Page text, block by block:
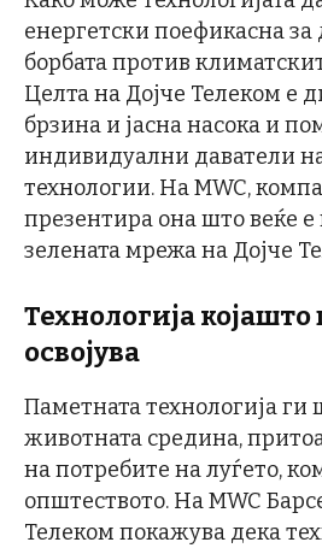
енергетски поефикасна
борбата против
Целта на Дојче Телеком е
брзина и јасна насока и
индивидуални даватели
технологии. На MWC,
презентира она што веќе
зелената мрежа на Дојче
Технологија
освојува
Паметната технологија
животната средина,
на потребите на луѓето,
општеството. На MWC
Телеком покажува дека